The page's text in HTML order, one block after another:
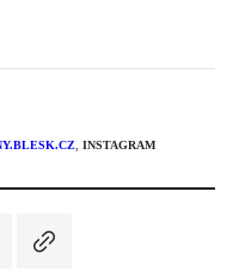
INSTAGRAM